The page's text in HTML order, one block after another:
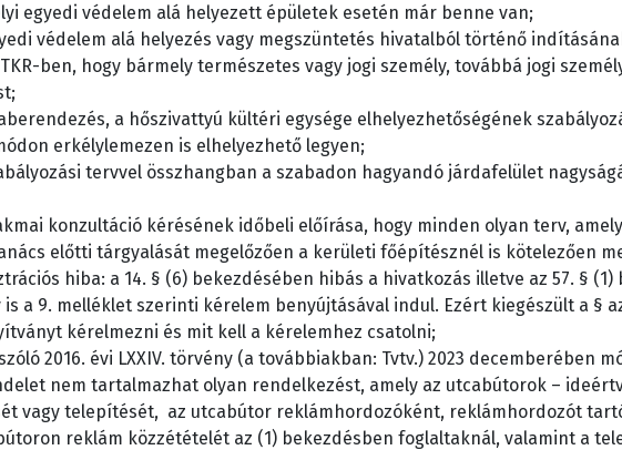
egyedi védelem alá helyezett épületek esetén már benne van;
védelem alá helyezés vagy megszüntetés hivatalból történő
ben, hogy bármely természetes vagy jogi személy, továbbá jogi
a hőszivattyú kültéri egysége elhelyezhetőségének
erkélylemezen is elhelyezhető legyen;
tervvel összhangban a szabadon hagyandó járdafelület
konzultáció kérésének időbeli előírása, hogy minden olyan terv,
előtti tárgyalását megelőzően a kerületi főépítésznél is kötelezően
hiba: a 14. § (6) bekezdésében hibás a hivatkozás illetve az 57. §
a 9. melléklet szerinti kérelem benyújtásával indul. Ezért kiegészült a §
kérelmezni és mit kell a kérelemhez csatolni;
2016. évi LXXIV. törvény (a továbbiakban: Tvtv.) 2023 decemberében
nem tartalmazhat olyan rendelkezést, amely az utcabútorok –
vagy telepítését, az utcabútor reklámhordozóként, reklámhordozót
reklám közzétételét az (1) bekezdésben foglaltaknál, valamint a